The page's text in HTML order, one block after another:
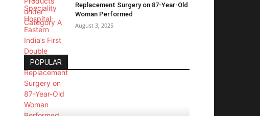
Replacement Surgery on 87-Year-Old
Woman Performed
August 3, 2025
POPULAR